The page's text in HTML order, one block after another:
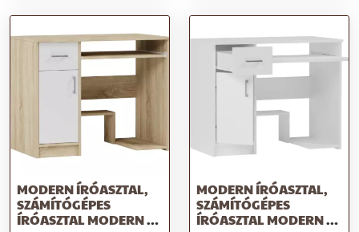
antracit
sonoma
MODERN ÍRÓASZTAL,
SZÁMÍTÓGÉPES
ÍRÓASZTAL MODERN N-
MODERN ÍRÓASZTAL,
SZÁMÍTÓGÉPES
ÍRÓASZTAL MODERN N-